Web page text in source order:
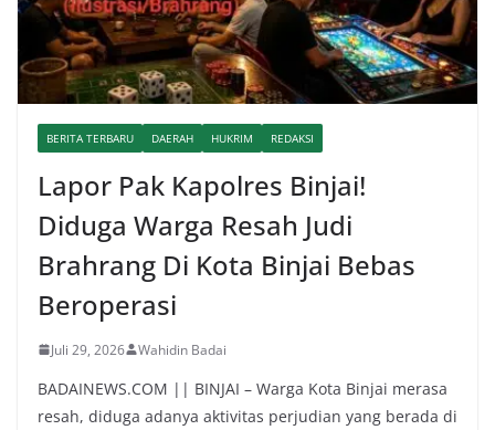
BERITA TERBARU DAERAH HUKRIM REDAKSI
Lapor Pak Kapolres Binjai!
Diduga Warga Resah Judi
Brahrang Di Kota Binjai Bebas
Beroperasi
Juli 29, 2026 Wahidin Badai
BADAINEWS.COM || BINJAI – Warga Kota Binjai merasa
resah, diduga adanya aktivitas perjudian yang berada di